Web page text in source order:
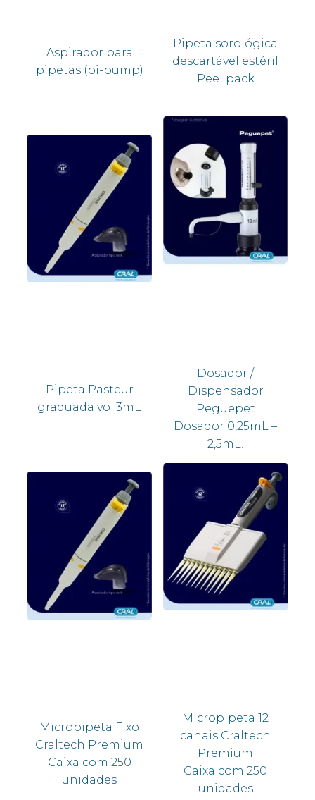
Aspirador para
pipetas (pi-pump)
Pipeta sorológica
descartável estéril
Peel pack
Pipeta Pasteur
graduada vol.3mL
Dosador /
Dispensador
Peguepet
Dosador 0,25mL –
2,5mL.
Micropipeta Fixo
Craltech Premium
Caixa com 250
unidades
Micropipeta 12
canais Craltech
Premium
Caixa com 250
unidades